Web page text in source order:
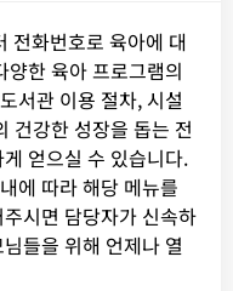
전화번호로 육아에 대
한 육아 프로그램의
서관 이용 절차, 시설
건강한 성장을 돕는 전
얻으실 수 있습니다.
에 따라 해당 메뉴를
시면 담당자가 신속하
들을 위해 언제나 열